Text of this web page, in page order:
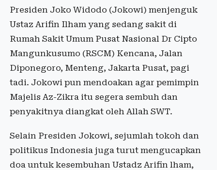
Presiden Joko Widodo (Jokowi) menjenguk
Ustaz Arifin Ilham yang sedang sakit di
Rumah Sakit Umum Pusat Nasional Dr Cipto
Mangunkusumo (RSCM) Kencana, Jalan
Diponegoro, Menteng, Jakarta Pusat, pagi
tadi. Jokowi pun mendoakan agar pemimpin
Majelis Az-Zikra itu segera sembuh dan
penyakitnya diangkat oleh Allah SWT.
Selain Presiden Jokowi, sejumlah tokoh dan
politikus Indonesia juga turut mengucapkan
doa untuk kesembuhan Ustadz Arifin lham,